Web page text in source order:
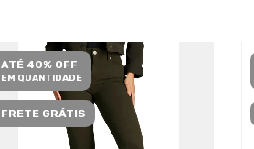
ATÉ 40% OFF
EM QUANTIDADE
FRETE GRÁTIS